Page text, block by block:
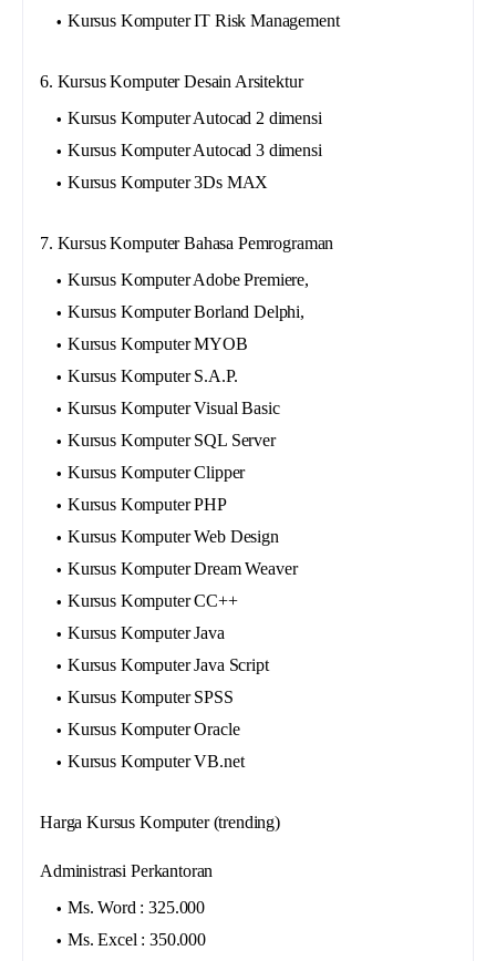
Kursus Komputer IT Risk Management
6. Kursus Komputer Desain Arsitektur
Kursus Komputer Autocad 2 dimensi
Kursus Komputer Autocad 3 dimensi
Kursus Komputer 3Ds MAX
7. Kursus Komputer Bahasa Pemrograman
Kursus Komputer Adobe Premiere,
Kursus Komputer Borland Delphi,
Kursus Komputer MYOB
Kursus Komputer S.A.P.
Kursus Komputer Visual Basic
Kursus Komputer SQL Server
Kursus Komputer Clipper
Kursus Komputer PHP
Kursus Komputer Web Design
Kursus Komputer Dream Weaver
Kursus Komputer CC++
Kursus Komputer Java
Kursus Komputer Java Script
Kursus Komputer SPSS
Kursus Komputer Oracle
Kursus Komputer VB.net
Harga Kursus Komputer (trending)
Administrasi Perkantoran
Ms. Word : 325.000
Ms. Excel : 350.000